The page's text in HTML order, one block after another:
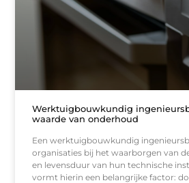
Werktuigbouwkundig
waarde van onderhoud
Een werktuigbouwkundig
organisaties bij het waarborgen van
en levensduur van hun technische
vormt hierin een belangrijke factor: